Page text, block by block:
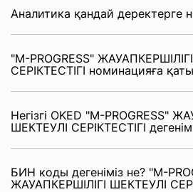
Аналитика қандай деректерге
"M-PROGRESS"
СЕРІКТЕСТІГІ номинацияға
Негізгі OKED "M-PROGRESS"
ШЕКТЕУЛІ СЕРІКТЕСТІГІ
БИН коды дегеніміз не? "M-
ЖАУАПКЕРШІЛІГІ ШЕКТЕУЛІ